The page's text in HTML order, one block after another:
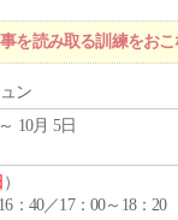
を読み取る訓練をおこ
ン
10月 5日
）
：40／17：00～18：20